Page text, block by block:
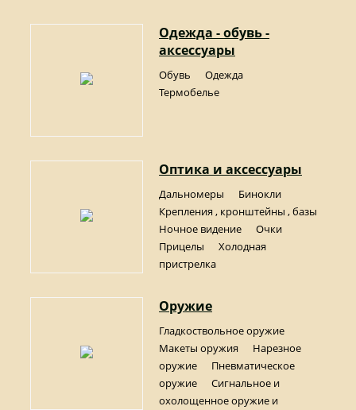
Одежда - обувь -
аксессуары
Обувь
Одежда
Термобелье
Оптика и аксессуары
Дальномеры
Бинокли
Крепления , кронштейны , базы
Ночное видение
Очки
Прицелы
Холодная
пристрелка
Оружие
Гладкоствольное оружие
Макеты оружия
Нарезное
оружие
Пневматическое
оружие
Сигнальное и
охолощенное оружие и